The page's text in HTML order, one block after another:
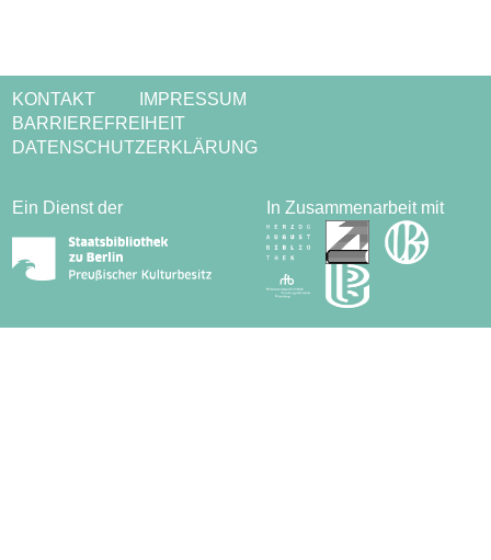
KONTAKT
IMPRESSUM
BARRIEREFREIHEIT
DATENSCHUTZERKLÄRUNG
Ein Dienst der In Zusammenarbeit mit